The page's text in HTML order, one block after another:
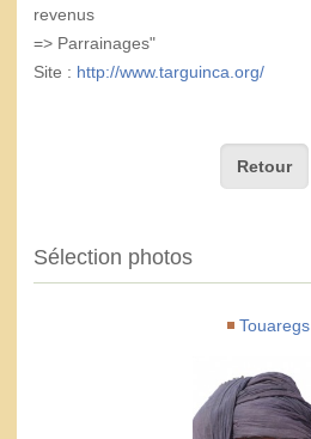
revenus
=> Parrainages"
Site : http://www.targuinca.org/
Retour
Sélection photos
Touaregs